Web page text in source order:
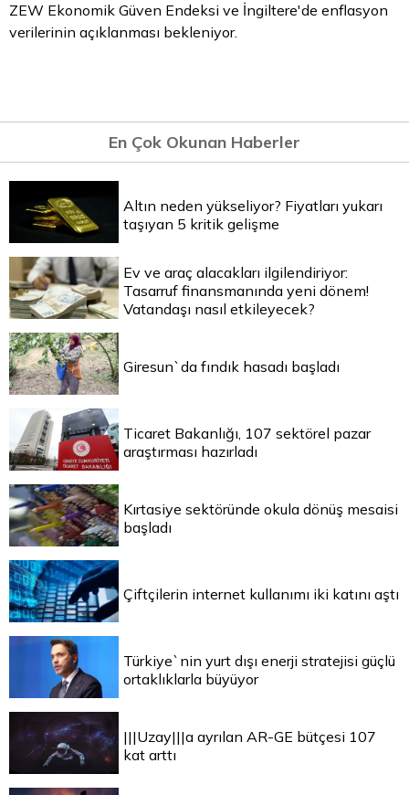
ZEW Ekonomik Güven Endeksi ve İngiltere'de enflasyon
verilerinin açıklanması bekleniyor.
En Çok Okunan Haberler
Altın neden yükseliyor? Fiyatları yukarı
taşıyan 5 kritik gelişme
Ev ve araç alacakları ilgilendiriyor:
Tasarruf finansmanında yeni dönem!
Vatandaşı nasıl etkileyecek?
Giresun`da fındık hasadı başladı
Ticaret Bakanlığı, 107 sektörel pazar
araştırması hazırladı
Kırtasiye sektöründe okula dönüş mesaisi
başladı
Çiftçilerin internet kullanımı iki katını aştı
Türkiye`nin yurt dışı enerji stratejisi güçlü
ortaklıklarla büyüyor
|||Uzay|||a ayrılan AR-GE bütçesi 107
kat arttı